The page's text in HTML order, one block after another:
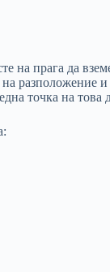
на прага да
точка на